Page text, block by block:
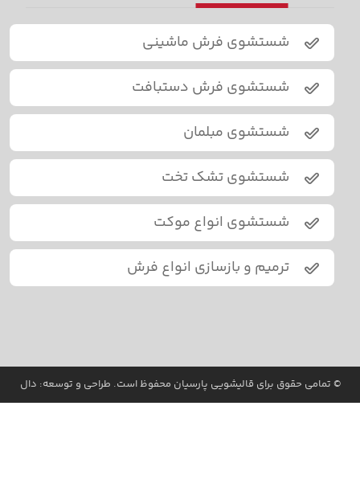
شستشوی فرش ماشینی
شستشوی فرش دستبافت
شستشوی مبلمان
شستشوی تشک تخت
شستشوی انواع موکت
ترمیم و بازسازی انواع فرش
© تمامی حقوق برای قالیشویی پارسیان محفوظ است. طراحی و توسعه: دال